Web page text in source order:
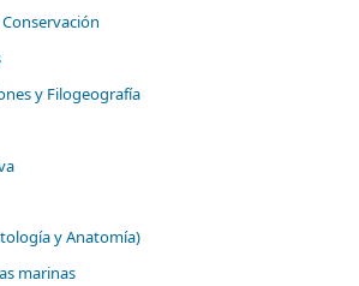
y Filogeografía
y Anatomía)
marinas